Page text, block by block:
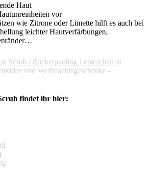
Haut
vor
wie Zitrone oder Limette hilft es auch bei
leichter Hautverfärbungen,
findet ihr hier: